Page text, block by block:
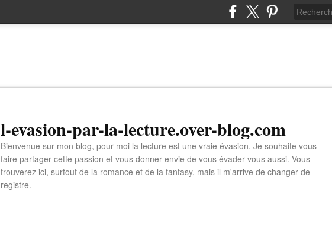
l-evasion-par-la-lecture.over-blog.com
Bienvenue sur mon blog, pour moi la lecture est une vraie évasion. Je souhaite vous
faire partager cette passion et vous donner envie de vous évader vous aussi. Vous
trouverez ici, surtout de la romance et de la fantasy, mais il m'arrive de changer de
registre.